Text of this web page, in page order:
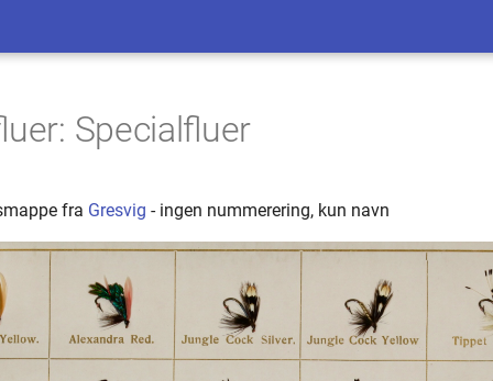
Specialfluer
fra Gresvig - ingen nummerering, kun navn